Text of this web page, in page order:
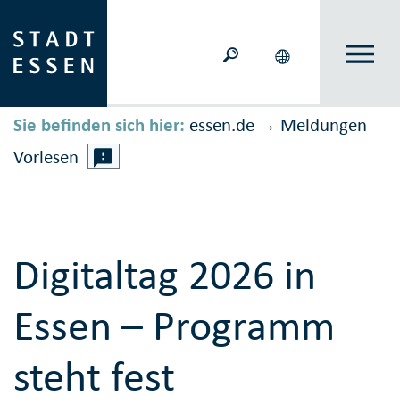
Sie befinden sich hier: essen.de → Meldungen
Vorlesen
Digitaltag 2026 in
Essen – Programm
steht fest